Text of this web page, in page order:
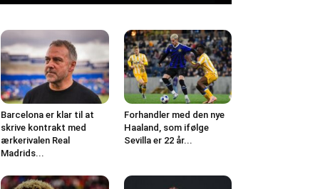
Barcelona er klar til at
skrive kontrakt med
ærkerivalen Real
Madrids...
Forhandler med den nye
Haaland, som ifølge
Sevilla er 22 år...